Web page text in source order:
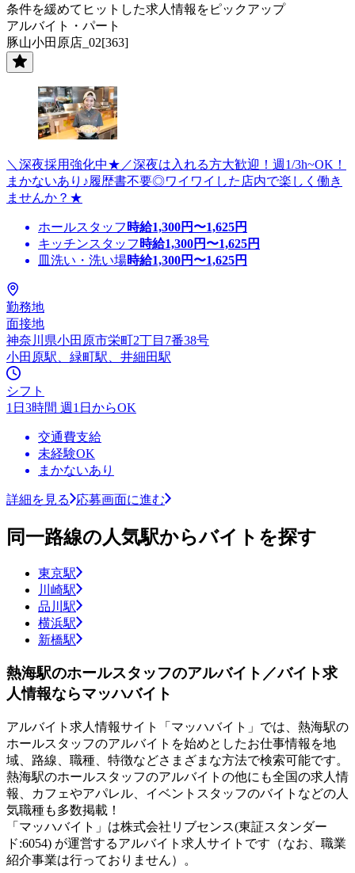
条件を緩めてヒットした求人情報をピックアップ
アルバイト・パート
豚山小田原店_02[363]
＼深夜採用強化中★／深夜は入れる方大歓迎！週1/3h~OK！
まかないあり♪履歴書不要◎ワイワイした店内で楽しく働き
ませんか？★
ホールスタッフ 時給1,300円〜1,625円
キッチンスタッフ 時給1,300円〜1,625円
皿洗い・洗い場時給1,300円〜1,625円
勤務地
面接地
神奈川県小田原市栄町2丁目7番38号
小田原駅、緑町駅、井細田駅
シフト
1日3時間 週1日からOK
交通費支給
未経験OK
まかないあり
詳細を見る 応募画面に進む
同一路線の人気駅からバイトを探す
東京駅
川崎駅
品川駅
横浜駅
新橋駅
熱海駅のホールスタッフのアルバイト／バイト求
人情報ならマッハバイト
アルバイト求人情報サイト「マッハバイト」では、熱海駅の
ホールスタッフのアルバイトを始めとしたお仕事情報を地
域、路線、職種、特徴などさまざまな方法で検索可能です。
熱海駅のホールスタッフのアルバイトの他にも全国の求人情
報、カフェやアパレル、イベントスタッフのバイトなどの人
気職種も多数掲載！
「マッハバイト」は株式会社リブセンス(東証スタンダー
ド:6054) が運営するアルバイト求人サイトです（なお、職業
紹介事業は行っておりません）。